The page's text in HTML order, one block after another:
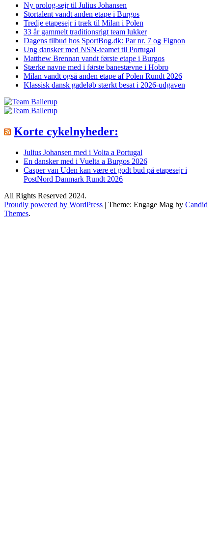
Ny prolog-sejr til Julius Johansen
Stortalent vandt anden etape i Burgos
Tredje etapesejr i træk til Milan i Polen
33 år gammelt traditionsrigt team lukker
Dagens tilbud hos SportBog.dk: Par nr. 7 og Fignon
Ung dansker med NSN-teamet til Portugal
Matthew Brennan vandt første etape i Burgos
Stærke navne med i første banestævne i Hobro
Milan vandt også anden etape af Polen Rundt 2026
Klassisk dansk gadeløb stærkt besat i 2026-udgaven
Korte cykelnyheder:
Julius Johansen med i Volta a Portugal
En dansker med i Vuelta a Burgos 2026
Casper van Uden kan være et godt bud på etapesejr i
PostNord Danmark Rundt 2026
All Rights Reserved 2024.
Proudly powered by WordPress | Theme: Engage Mag by Candid
Themes.